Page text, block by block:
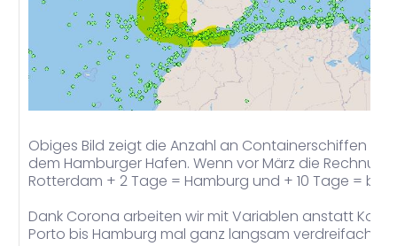
Obiges Bild zeigt die Anzahl an Containerschiffen um
dem Hamburger Hafen. Wenn vor März die
Rotterdam + 2 Tage = Hamburg und + 10 Tage = bei
Dank Corona arbeiten wir mit Variablen anstatt
Porto bis Hamburg mal ganz langsam